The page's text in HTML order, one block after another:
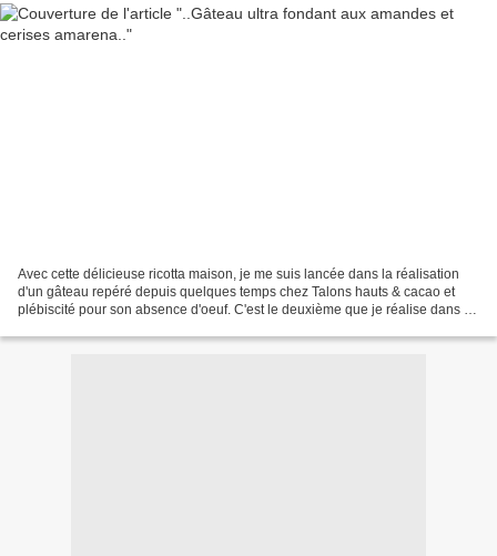
Avec cette délicieuse ricotta maison, je me suis lancée dans la réalisation
d'un gâteau repéré depuis quelques temps chez Talons hauts & cacao et
plébiscité pour son absence d'oeuf. C'est le deuxième que je réalise dans ce